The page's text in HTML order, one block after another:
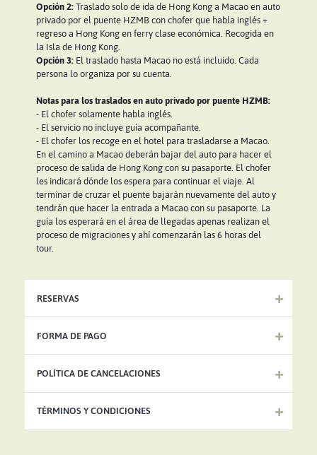
Opción 2: Traslado solo de ida de Hong Kong a Macao en auto
privado por el puente HZMB con chofer que habla inglés +
regreso a Hong Kong en ferry clase económica. Recogida en
la Isla de Hong Kong.
Opción 3: El traslado hasta Macao no está incluido. Cada
persona lo organiza por su cuenta.
Notas para los traslados en auto privado por puente HZMB:
- El chofer solamente habla inglés.
- El servicio no incluye guía acompañante.
- El chofer los recoge en el hotel para trasladarse a Macao.
En el camino a Macao deberán bajar del auto para hacer el
proceso de salida de Hong Kong con su pasaporte. El chofer
les indicará dónde los espera para continuar el viaje. Al
terminar de cruzar el puente bajarán nuevamente del auto y
tendrán que hacer la entrada a Macao con su pasaporte. La
guía los esperará en el área de llegadas apenas realizan el
proceso de migraciones y ahí comenzarán las 6 horas del
tour.
RESERVAS
FORMA DE PAGO
POLÍTICA DE CANCELACIONES
TÉRMINOS Y CONDICIONES